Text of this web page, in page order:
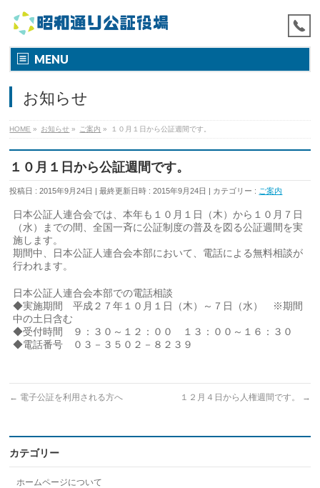
MENU
お知らせ
HOME » お知らせ » ご案内 » １０月１日から公証週間です。
１０月１日から公証週間です。
投稿日 : 2015年9月24日 最終更新日時 : 2015年9月24日 カテゴリー : ご案内
日本公証人連合会では、本年も１０月１日（木）から１０月７日
（水）までの間、全国一斉に公証制度の普及を図る公証週間を実
施します。
期間中、日本公証人連合会本部において、電話による無料相談が
行われます。
日本公証人連合会本部での電話相談
◆実施期間 平成２７年１０月１日（木）～７日（水） ※期間
中の土日含む
◆受付時間 ９：３０～１２：００ １３：００～１６：３０
◆電話番号 ０３－３５０２－８２３９
← 電子公証を利用される方へ １２月４日から人権週間です。 →
カテゴリー
ホームページについて